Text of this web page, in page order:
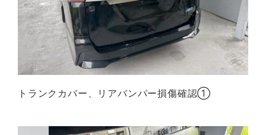
トランクカバー、リアバンパー損傷確認①